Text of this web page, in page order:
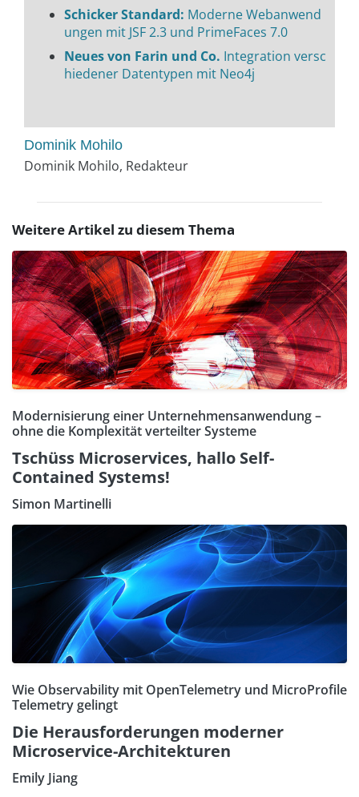
Schicker Standard: Moderne Webanwend
ungen mit JSF 2.3 und PrimeFaces 7.0
Neues von Farin und Co. Integration versc
hiedener Datentypen mit Neo4j
Dominik Mohilo
Dominik Mohilo, Redakteur
Weitere Artikel zu diesem Thema
Modernisierung einer Unternehmensanwendung –
ohne die Komplexität verteilter Systeme
Tschüss Microservices, hallo Self-
Contained Systems!
Simon Martinelli
Wie Observability mit OpenTelemetry und MicroProfile
Telemetry gelingt
Die Herausforderungen moderner
Microservice-Architekturen
Emily Jiang